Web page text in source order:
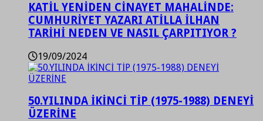
KATİL YENİDEN CİNAYET MAHALİNDE:
CUMHURİYET YAZARI ATİLLA İLHAN
TARİHİ NEDEN VE NASIL ÇARPITIYOR ?
19/09/2024
50.YILINDA İKİNCİ TİP (1975-1988) DENEYİ
ÜZERİNE